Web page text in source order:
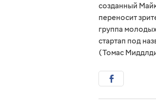
созданный
переносит
группа
стартап под
(Томас